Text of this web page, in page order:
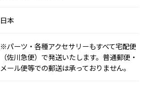
日本
※パーツ・各種アクセサリーもすべて宅配便
（佐川急便）で発送いたします。普通郵便・
メール便等での郵送は承っておりません。